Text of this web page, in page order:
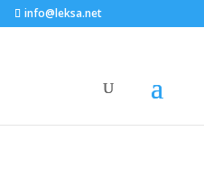
info@leksa.net